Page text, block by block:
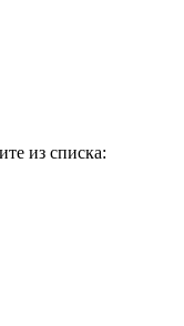
из списка: